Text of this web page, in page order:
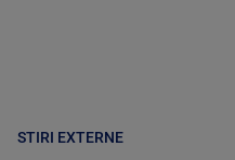
STIRI EXTERNE